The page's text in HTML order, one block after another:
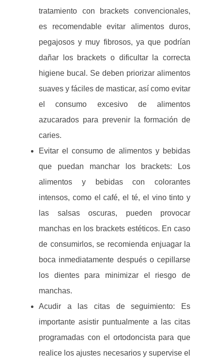
tratamiento con brackets convencionales,
es recomendable evitar alimentos duros,
pegajosos y muy fibrosos, ya que podrían
dañar los brackets o dificultar la correcta
higiene bucal. Se deben priorizar alimentos
suaves y fáciles de masticar, así como evitar
el consumo excesivo de alimentos
azucarados para prevenir la formación de
caries.
Evitar el consumo de alimentos y bebidas
que puedan manchar los brackets: Los
alimentos y bebidas con colorantes
intensos, como el café, el té, el vino tinto y
las salsas oscuras, pueden provocar
manchas en los brackets estéticos. En caso
de consumirlos, se recomienda enjuagar la
boca inmediatamente después o cepillarse
los dientes para minimizar el riesgo de
manchas.
Acudir a las citas de seguimiento: Es
importante asistir puntualmente a las citas
programadas con el ortodoncista para que
realice los ajustes necesarios y supervise el